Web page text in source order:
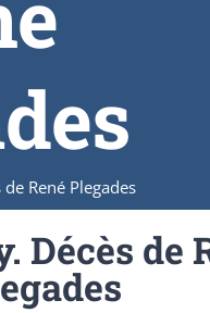
René Plegades
Décès de